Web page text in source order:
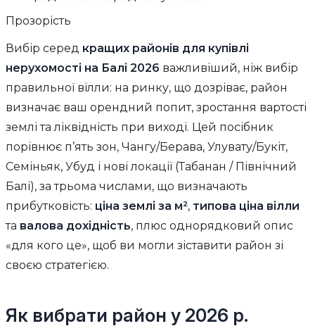
Прозорість
Вибір серед кращих районів для купівлі
нерухомості на Балі 2026 важливіший, ніж вибір
правильної вілли: на ринку, що дозріває, район
визначає ваш орендний попит, зростання вартості
землі та ліквідність при виході. Цей посібник
порівнює п’ять зон, Чангу/Берава, Улувату/Букіт,
Семіньяк, Убуд і нові локації (Табанан / Північний
Балі), за трьома числами, що визначають
прибутковість: ціна землі за м², типова ціна вілли
та валова дохідність, плюс однорядковий опис
«для кого це», щоб ви могли зіставити район зі
своєю стратегією.
Як вибрати район у 2026 р.